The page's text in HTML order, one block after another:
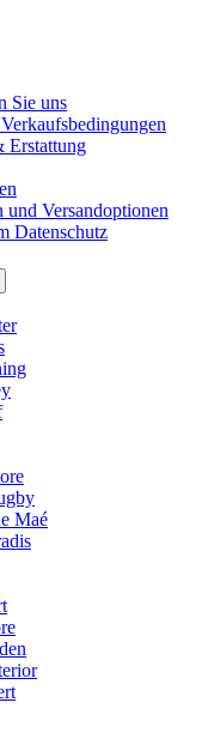
Sie uns
Erstattung
und Versandoptionen
Datenschutz
Maé